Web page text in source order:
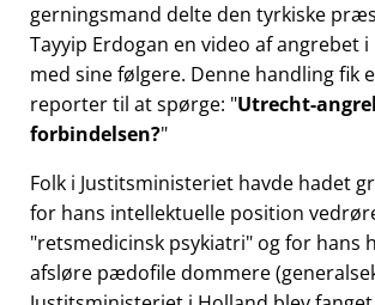
gerningsmand delte den tyrkiske
Tayyip Erdogan en video af angrebet
med sine følgere. Denne handling fik
reporter til at spørge: Utrecht-
forbindelsen?
Folk i Justitsministeriet havde hadet
for hans intellektuelle position
retsmedicinsk psykiatri og for hans
afsløre pædofile dommere